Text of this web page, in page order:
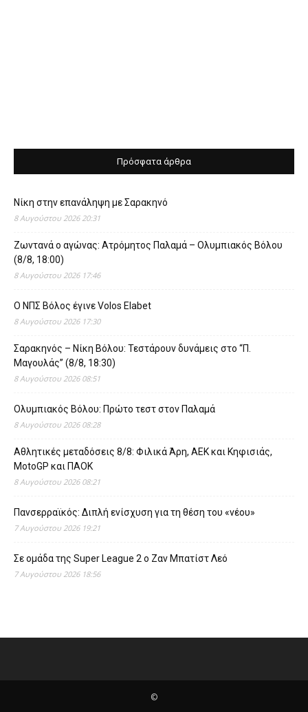
Πρόσφατα άρθρα
Νίκη στην επανάληψη με Σαρακηνό
8 Αυγούστου 2026 20:31
Ζωντανά ο αγώνας: Ατρόμητος Παλαμά – Ολυμπιακός Βόλου
(8/8, 18:00)
8 Αυγούστου 2026 17:46
O ΝΠΣ Βόλος έγινε Volos Elabet
8 Αυγούστου 2026 17:30
Σαρακηνός – Νίκη Βόλου: Τεστάρουν δυνάμεις στο “Π.
Μαγουλάς” (8/8, 18:30)
8 Αυγούστου 2026 08:51
Ολυμπιακός Βόλου: Πρώτο τεστ στον Παλαμά
8 Αυγούστου 2026 08:28
Αθλητικές μεταδόσεις 8/8: Φιλικά Άρη, ΑΕΚ και Κηφισιάς,
MotoGP και ΠΑΟΚ
8 Αυγούστου 2026 08:21
Πανσερραϊκός: Διπλή ενίσχυση για τη θέση του «νέου»
7 Αυγούστου 2026 19:21
Σε ομάδα της Super League 2 o Ζαν Μπατίστ Λεό
7 Αυγούστου 2026 18:56
©